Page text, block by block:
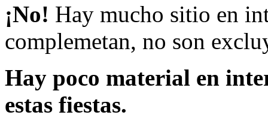
¡No! Hay mucho sitio en
complemetan, no son
Hay poco material en
estas fiestas.